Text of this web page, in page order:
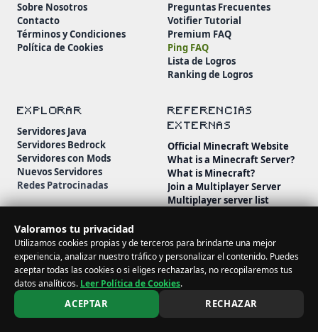
Valoramos tu privacidad
Utilizamos cookies propias y de terceros para brindarte una mejor
experiencia, analizar nuestro tráfico y personalizar el contenido. Puedes
aceptar todas las cookies o si eliges rechazarlas, no recopilaremos tus
datos analíticos. Leer Política de Cookies.
ACEPTAR RECHAZAR
Sobre Nosotros
Contacto
Términos y Condiciones
Política de Cookies
Preguntas Frecuentes
Votifier Tutorial
Premium FAQ
Ping FAQ
Lista de Logros
Ranking de Logros
EXPLORAR
Servidores Java
Servidores Bedrock
Servidores con Mods
Nuevos Servidores
Redes Patrocinadas
REFERENCIAS
EXTERNAS
Official Minecraft Website
What is a Minecraft Server?
What is Minecraft?
Join a Multiplayer Server
Multiplayer server list
© 2026 MineServidores. Todos los derechos reservados.